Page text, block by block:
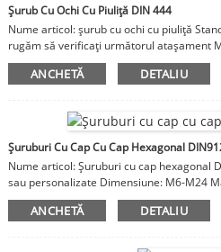
Șurub Cu Ochi Cu Piuliță DIN 444
Nume articol: șurub cu ochi cu piuliță
rugăm să verificați următorul atașament
ANCHETĂ DETALIU
Șuruburi Cu Cap Cu Cap Hexagonal
Nume articol: Șuruburi cu cap hexagonal
sau personalizate Dimensiune: M6-M24
carbon
ANCHETĂ DETALIU